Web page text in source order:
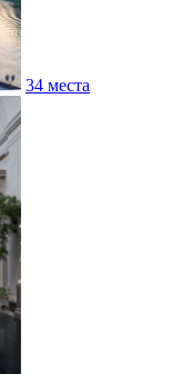
34 места